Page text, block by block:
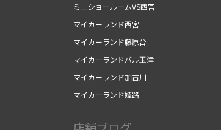
ミニショールームVS西宮
マイカーランド西宮
マイカーランド藤原台
マイカーランドバル玉津
マイカーランド加古川
マイカーランド姫路